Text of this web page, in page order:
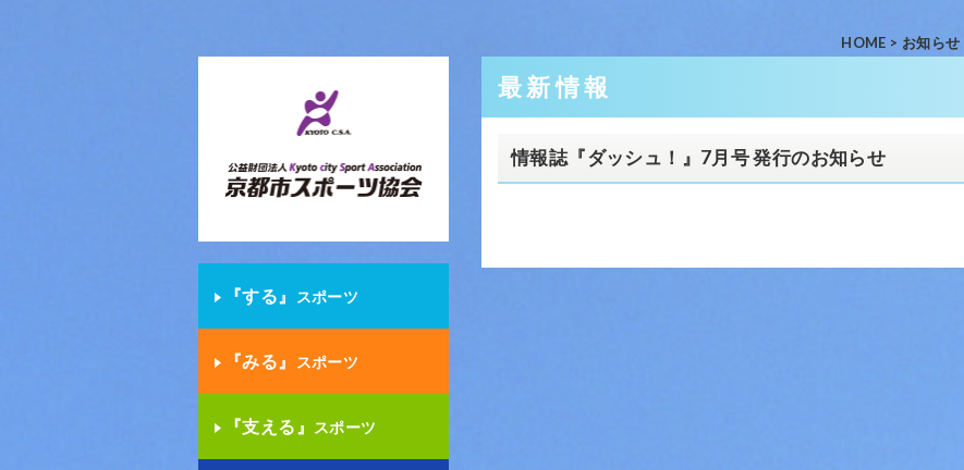
HOME > お知らせ
最新情報
情報誌『ダッシュ！』7月号 発行のお知らせ
『する』 スポーツ
『みる』 スポーツ
『支える』 スポーツ